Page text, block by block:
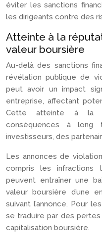
éviter les sanctions
les dirigeants contre des
Atteinte à la
valeur boursière
Au-delà des sanctions
révélation publique de
peut avoir un impact
entreprise, affectant
Cette atteinte à la
conséquences à long
investisseurs, des
Les annonces de
compris les infractions
peuvent entraîner une
valeur boursière d’une
suivant l’annonce. Pour
se traduire par des pertes
capitalisation boursière.